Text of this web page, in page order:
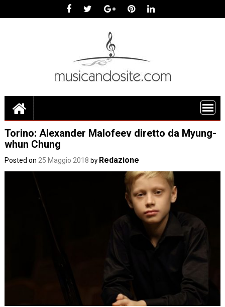
Torino: Alexander Malofeev diretto da Myung-
whun Chung
Posted on 25 Maggio 2018 by Redazione